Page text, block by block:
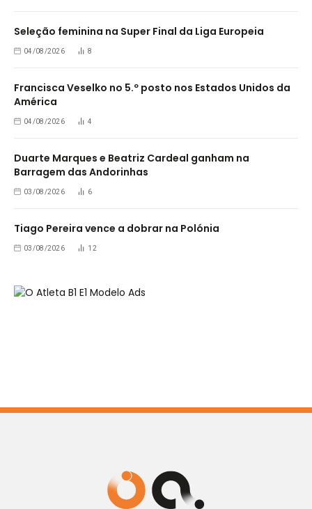
Seleção feminina na Super Final da Liga Europeia
04/08/2026 8
Francisca Veselko no 5.º posto nos Estados Unidos da
América
04/08/2026 4
Duarte Marques e Beatriz Cardeal ganham na
Barragem das Andorinhas
03/08/2026 6
Tiago Pereira vence a dobrar na Polónia
03/08/2026 12